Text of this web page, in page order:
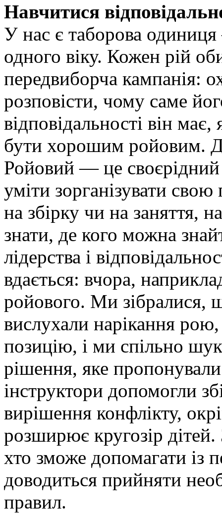
Навчитися
У нас є таборова
одного віку. Кожен рій
передвиборча кампанія:
розповісти, чому саме
відповідальності він
бути хорошим ройовим.
Ройовий — це своєрідний
уміти зорганізувати
на збірку чи на заняття,
знати, де кого можна
лідерства і
вдається: вчора,
ройового. Ми зібралися,
вислухали нарікання
позицію, і ми спільно
рішення, яке
інструктори допомогли
вирішення конфлікту,
розширює кругозір
хто зможе допомагати із
доводиться прийняти
правил.